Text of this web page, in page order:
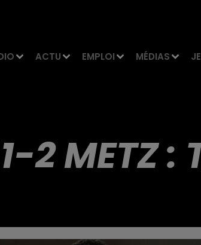
ACTU EMPLOI MÉDIAS
2 METZ :